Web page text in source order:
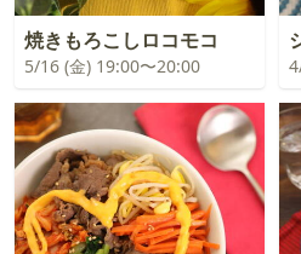
焼きもろこしロコモコ
5/16 (金) 19:00〜20:00